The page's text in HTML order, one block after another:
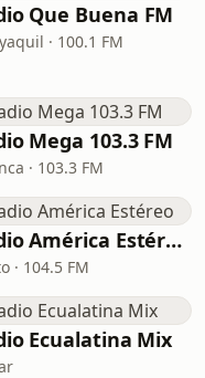
Que Buena FM
· 100.1 FM
Mega 103.3 FM
· 103.3 FM
Radio América Estéreo
· 104.5 FM
Ecualatina Mix